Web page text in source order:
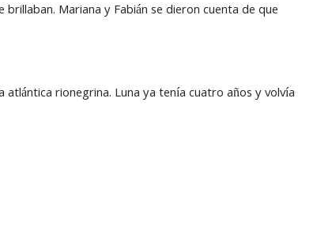
Mariana y Fabián se dieron cuenta de que
atlántica rionegrina. Luna ya tenía cuatro años y volvía